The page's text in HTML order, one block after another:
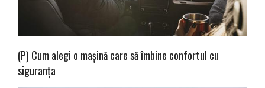
(P) Cum alegi o mașină care să îmbine confortul cu
siguranța